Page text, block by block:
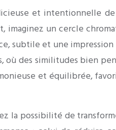
et intentionnelle
un cercle
subtile et une
des similitudes bien
et équilibrée,
la possibilité de